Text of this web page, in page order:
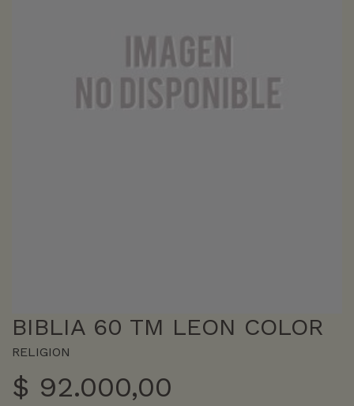
BIBLIA 60 TM LEON COLOR
RELIGION
$ 92.000,00